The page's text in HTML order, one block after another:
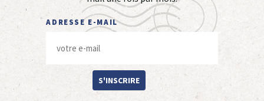
ADRESSE E-MAIL
S'INSCRIRE